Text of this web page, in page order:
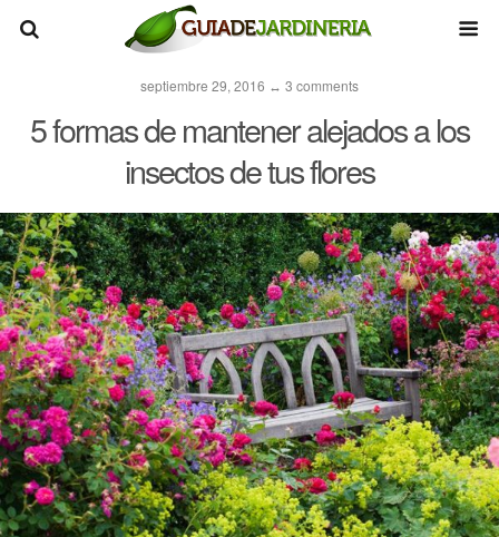
septiembre 29, 2016 ↔ 3 comments
5 formas de mantener alejados a los
insectos de tus flores